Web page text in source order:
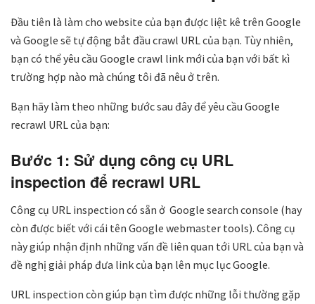
Đầu tiên là làm cho website của bạn được liệt kê trên Google
và Google sẽ tự động bắt đầu crawl URL của bạn. Tùy nhiên,
bạn có thể yêu cầu Google crawl link mới của bạn với bất kì
trường hợp nào mà chúng tôi đã nêu ở trên.
Bạn hãy làm theo những bước sau đây để yêu cầu Google
recrawl URL của bạn:
Bước 1: Sử dụng công cụ URL
inspection để recrawl URL
Công cụ URL inspection có sẵn ở Google search console (hay
còn được biết với cái tên Google webmaster tools). Công cụ
này giúp nhận định những vấn đề liên quan tới URL của bạn và
đề nghị giải pháp đưa link của bạn lên mục lục Google.
URL inspection còn giúp bạn tìm được những lỗi thường gặp